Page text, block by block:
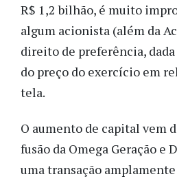
R$ 1,2 bilhão, é muito
algum acionista (além da
direito de preferência,
do preço do exercício em
tela.
O aumento de capital vem
fusão da Omega Geração e
uma transação